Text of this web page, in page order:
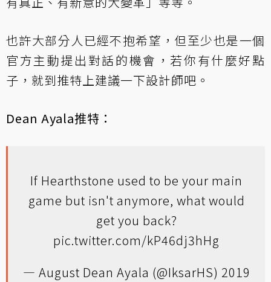
也許大部分人已經不抱希望，但至少也是一個
官方主動提出對話的機會，若你有什麼好點
子，就到推特上建議一下設計師吧。
Dean Ayala推特：
If Hearthstone used to be your main
game but isn't anymore, what would
get you back?
pic.twitter.com/kP46dj3hHg
— August Dean Ayala (@IksarHS) 2019